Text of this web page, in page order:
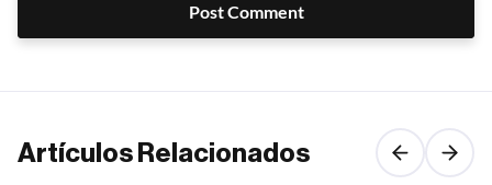
Post Comment
Artículos Relacionados